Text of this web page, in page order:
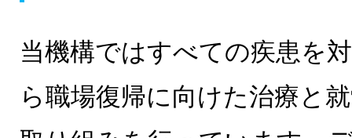
当機構ではすべての疾患を
ら職場復帰に向けた治療と